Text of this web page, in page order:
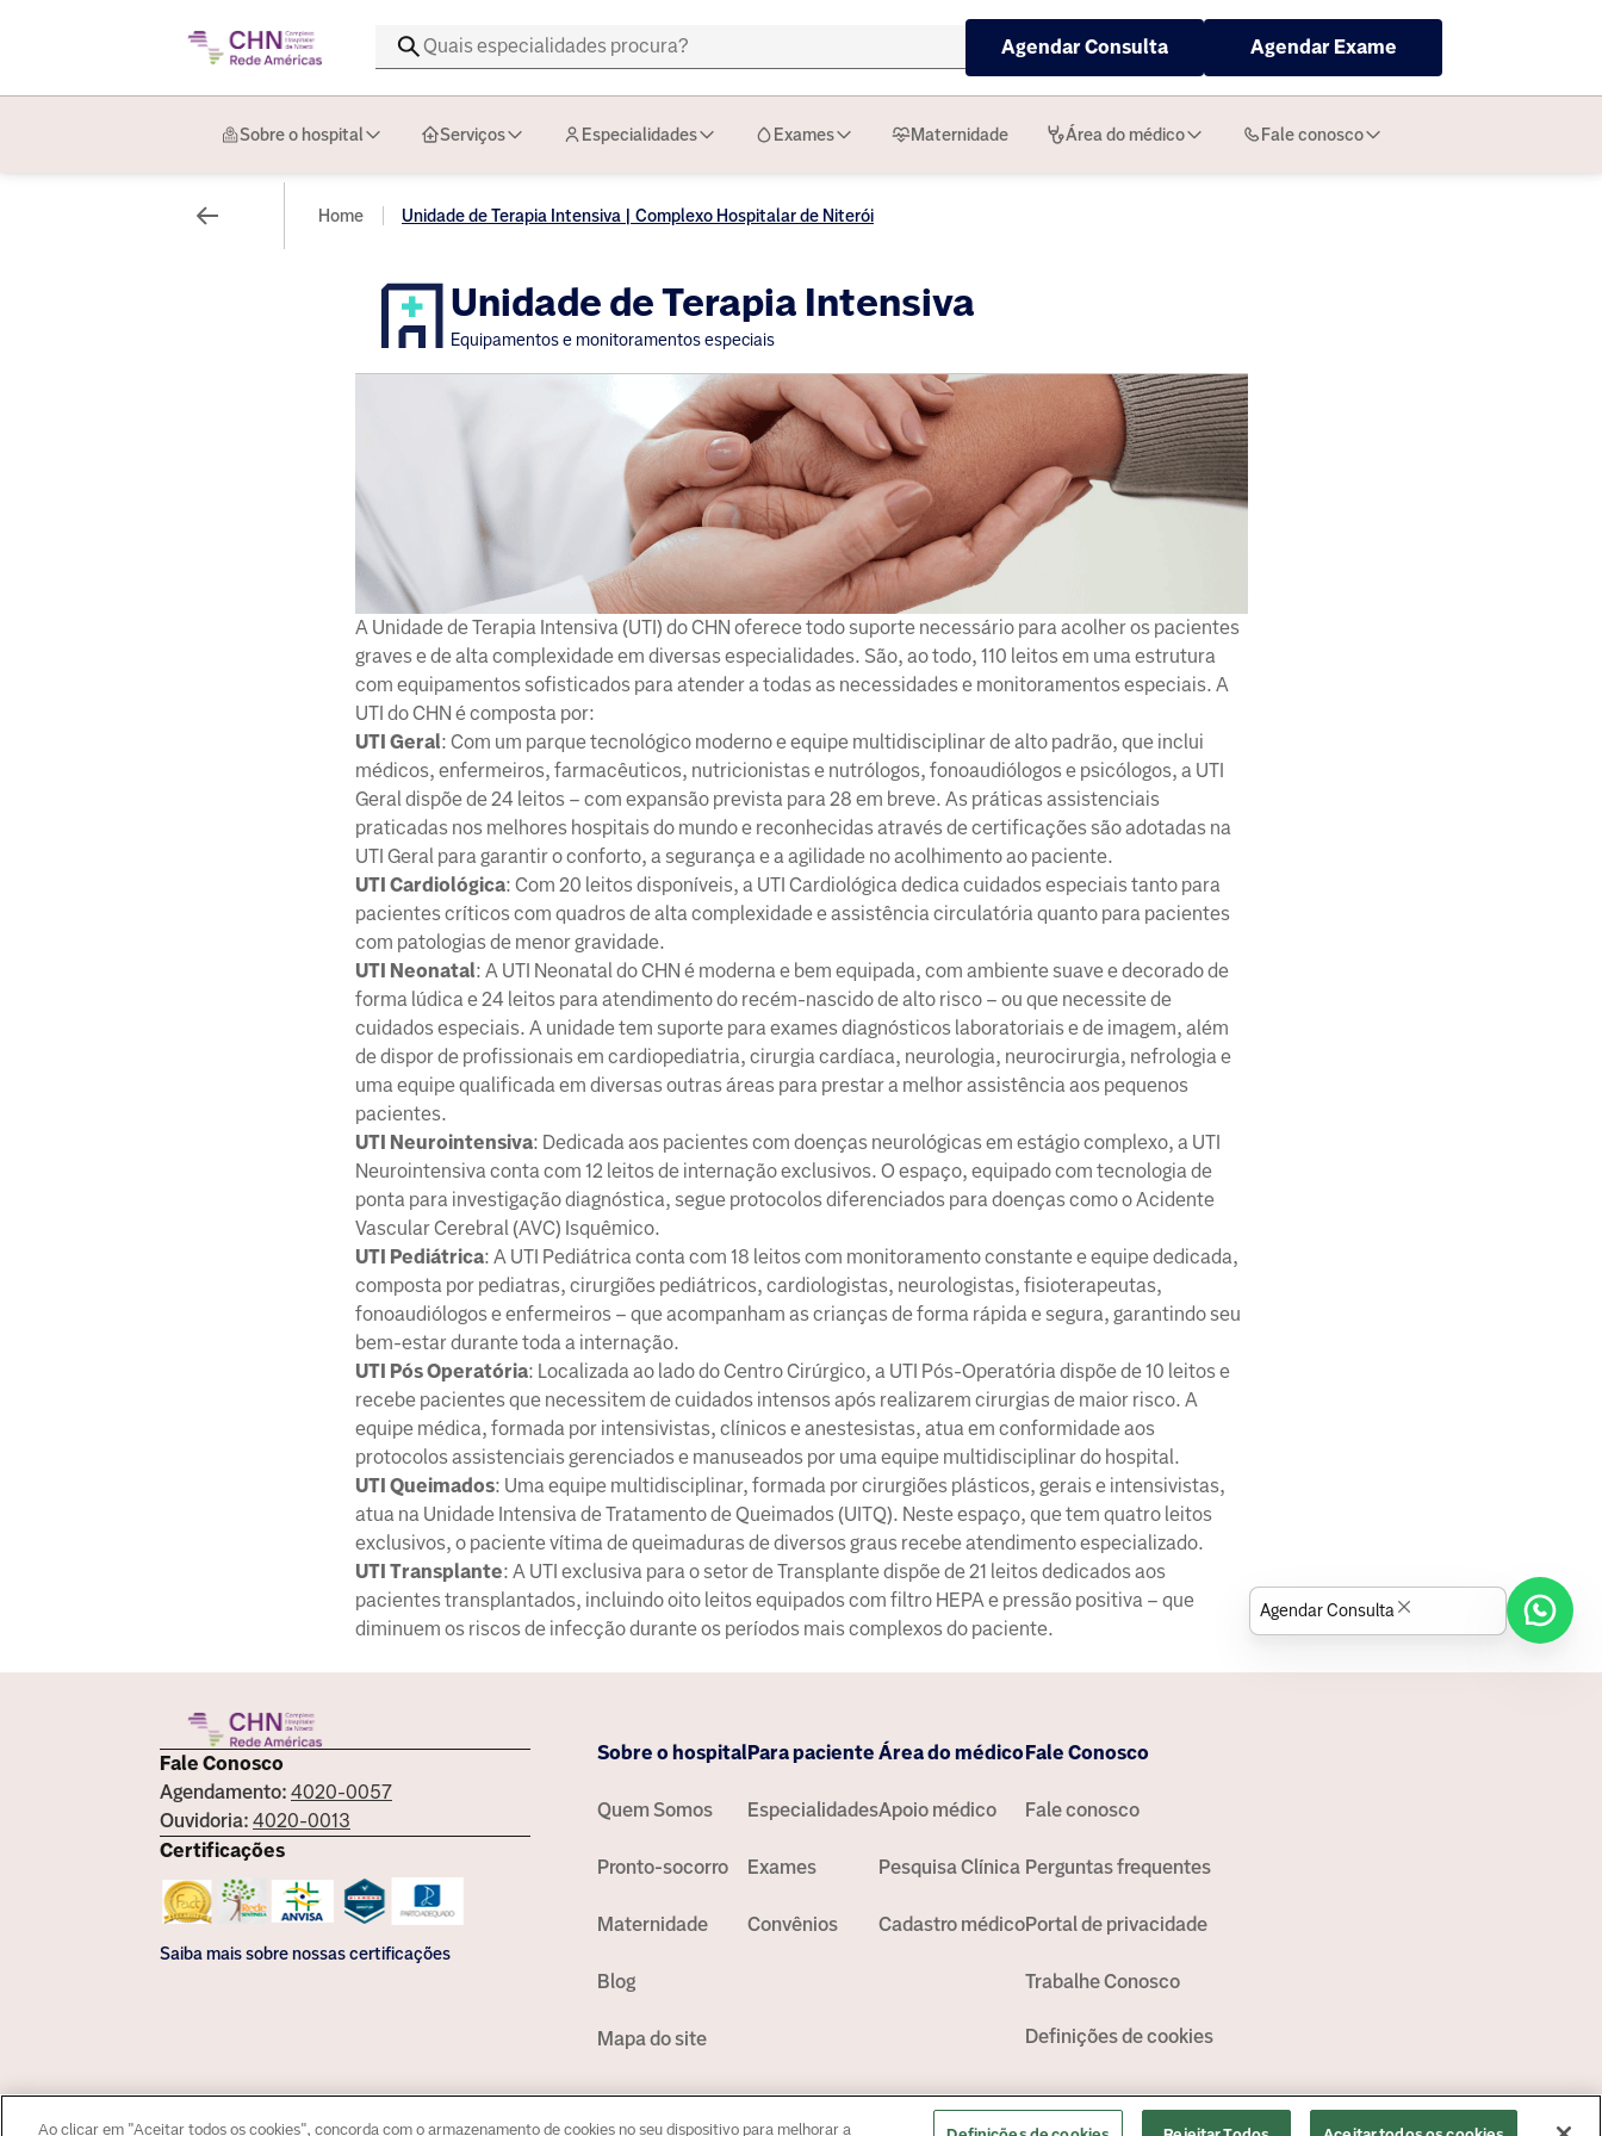
Agendar Consulta Agendar Exame
Sobre o hospital Serviços Especialidades Exames Maternidade Área do médico Fale conosco
Home Unidade de Terapia Intensiva | Complexo Hospitalar de Niterói
Unidade de Terapia Intensiva
Equipamentos e monitoramentos especiais
A Unidade de Terapia Intensiva (UTI) do CHN oferece todo suporte necessário para acolher os pacientes
graves e de alta complexidade em diversas especialidades. São, ao todo, 110 leitos em uma estrutura
com equipamentos sofisticados para atender a todas as necessidades e monitoramentos especiais. A
UTI do CHN é composta por:
UTI Geral: Com um parque tecnológico moderno e equipe multidisciplinar de alto padrão, que inclui
médicos, enfermeiros, farmacêuticos, nutricionistas e nutrólogos, fonoaudiólogos e psicólogos, a UTI
Geral dispõe de 24 leitos – com expansão prevista para 28 em breve. As práticas assistenciais
praticadas nos melhores hospitais do mundo e reconhecidas através de certificações são adotadas na
UTI Geral para garantir o conforto, a segurança e a agilidade no acolhimento ao paciente.
UTI Cardiológica: Com 20 leitos disponíveis, a UTI Cardiológica dedica cuidados especiais tanto para
pacientes críticos com quadros de alta complexidade e assistência circulatória quanto para pacientes
com patologias de menor gravidade.
UTI Neonatal: A UTI Neonatal do CHN é moderna e bem equipada, com ambiente suave e decorado de
forma lúdica e 24 leitos para atendimento do recém-nascido de alto risco – ou que necessite de
cuidados especiais. A unidade tem suporte para exames diagnósticos laboratoriais e de imagem, além
de dispor de profissionais em cardiopediatria, cirurgia cardíaca, neurologia, neurocirurgia, nefrologia e
uma equipe qualificada em diversas outras áreas para prestar a melhor assistência aos pequenos
pacientes.
UTI Neurointensiva: Dedicada aos pacientes com doenças neurológicas em estágio complexo, a UTI
Neurointensiva conta com 12 leitos de internação exclusivos. O espaço, equipado com tecnologia de
ponta para investigação diagnóstica, segue protocolos diferenciados para doenças como o Acidente
Vascular Cerebral (AVC) Isquêmico.
UTI Pediátrica: A UTI Pediátrica conta com 18 leitos com monitoramento constante e equipe dedicada,
composta por pediatras, cirurgiões pediátricos, cardiologistas, neurologistas, fisioterapeutas,
fonoaudiólogos e enfermeiros – que acompanham as crianças de forma rápida e segura, garantindo seu
bem-estar durante toda a internação.
UTI Pós Operatória: Localizada ao lado do Centro Cirúrgico, a UTI Pós-Operatória dispõe de 10 leitos e
recebe pacientes que necessitem de cuidados intensos após realizarem cirurgias de maior risco. A
equipe médica, formada por intensivistas, clínicos e anestesistas, atua em conformidade aos
protocolos assistenciais gerenciados e manuseados por uma equipe multidisciplinar do hospital.
UTI Queimados: Uma equipe multidisciplinar, formada por cirurgiões plásticos, gerais e intensivistas,
atua na Unidade Intensiva de Tratamento de Queimados (UITQ). Neste espaço, que tem quatro leitos
exclusivos, o paciente vítima de queimaduras de diversos graus recebe atendimento especializado.
UTI Transplante: A UTI exclusiva para o setor de Transplante dispõe de 21 leitos dedicados aos
pacientes transplantados, incluindo oito leitos equipados com filtro HEPA e pressão positiva – que
diminuem os riscos de infecção durante os períodos mais complexos do paciente.
Fale Conosco
Agendamento: 4020-0057
Ouvidoria: 4020-0013
Certificações
Saiba mais sobre nossas certificações
Sobre o hospital
Quem Somos
Pronto-socorro
Maternidade
Blog
Mapa do site
Para paciente
Especialidades
Exames
Convênios
Área do médico
Apoio médico
Pesquisa Clínica
Cadastro médico
Fale Conosco
Fale conosco
Perguntas frequentes
Portal de privacidade
Trabalhe Conosco
Definições de cookies
Responsável Técnico: Dr. Felipe Ribeiro Henriques CRM - 52759996
Agendar Consulta
Ao clicar em "Aceitar todos os cookies", concorda com o armazenamento de cookies no seu dispositivo para melhorar a